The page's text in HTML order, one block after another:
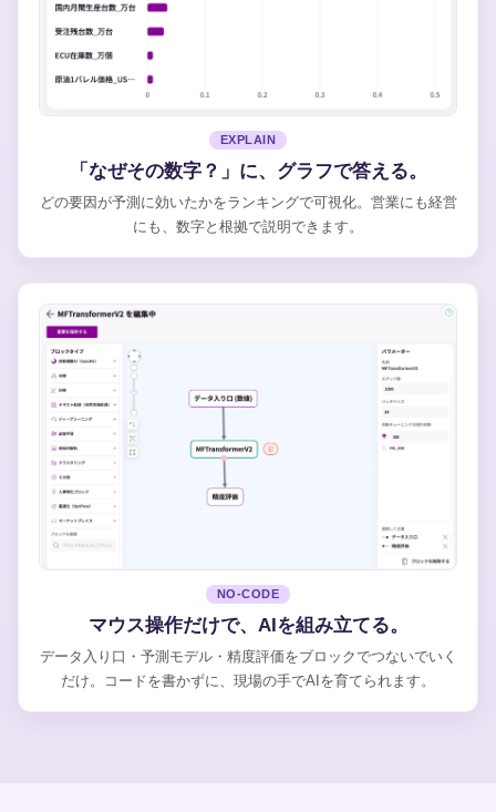
EXPLAIN
「なぜその数字？」に、グラフで答える。
どの要因が予測に効いたかをランキングで可視化。営業にも経営
にも、数字と根拠で説明できます。
NO-CODE
マウス操作だけで、AIを組み立てる。
データ入り口・予測モデル・精度評価をブロックでつないでいく
だけ。コードを書かずに、現場の手でAIを育てられます。